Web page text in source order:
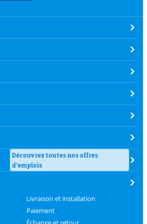
Découvrez toutes nos offres
d'emplois
Livraison et installation
Paiement